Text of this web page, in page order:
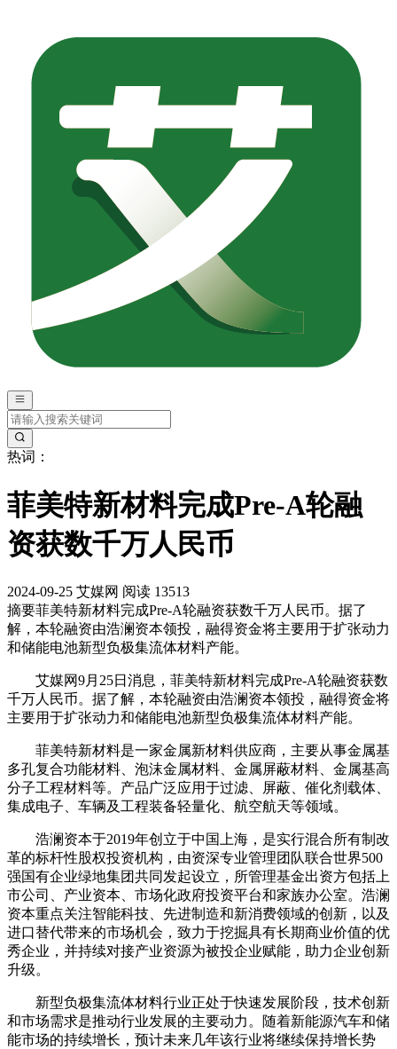
热词：
菲美特新材料完成Pre-A轮融
资获数千万人民币
2024-09-25 艾媒网 阅读 13513
摘要菲美特新材料完成Pre-A轮融资获数千万人民币。据了
解，本轮融资由浩澜资本领投，融得资金将主要用于扩张动力
和储能电池新型负极集流体材料产能。
艾媒网9月25日消息，菲美特新材料完成Pre-A轮融资获数
千万人民币。据了解，本轮融资由浩澜资本领投，融得资金将
主要用于扩张动力和储能电池新型负极集流体材料产能。
菲美特新材料是一家金属新材料供应商，主要从事金属基
多孔复合功能材料、泡沫金属材料、金属屏蔽材料、金属基高
分子工程材料等。产品广泛应用于过滤、屏蔽、催化剂载体、
集成电子、车辆及工程装备轻量化、航空航天等领域。
浩澜资本于2019年创立于中国上海，是实行混合所有制改
革的标杆性股权投资机构，由资深专业管理团队联合世界500
强国有企业绿地集团共同发起设立，所管理基金出资方包括上
市公司、产业资本、市场化政府投资平台和家族办公室。浩澜
资本重点关注智能科技、先进制造和新消费领域的创新，以及
进口替代带来的市场机会，致力于挖掘具有长期商业价值的优
秀企业，并持续对接产业资源为被投企业赋能，助力企业创新
升级。
新型负极集流体材料行业正处于快速发展阶段，技术创新
和市场需求是推动行业发展的主要动力。随着新能源汽车和储
能市场的持续增长，预计未来几年该行业将继续保持增长势